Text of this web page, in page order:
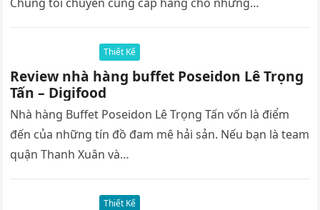
Thiết Kế
Review nhà hàng buffet Poseidon Lê Trọng
Tấn – Digifood
Nhà hàng Buffet Poseidon Lê Trọng Tấn vốn là điểm
đến của những tín đồ đam mê hải sản. Nếu bạn là team
quận Thanh Xuân và…
Thiết Kế